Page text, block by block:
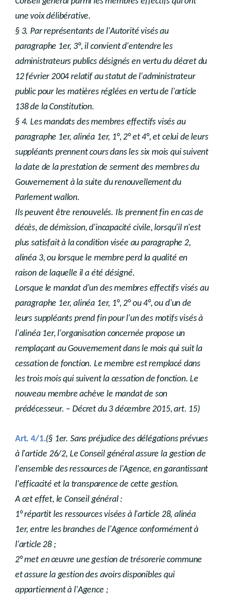
une voix délibérative.
§ 3. Par représentants de l'Autorité visés au
paragraphe 1er, 3°, il convient d'entendre les
administrateurs publics désignés en vertu du décret du
12 février 2004 relatif au statut de l'administrateur
public pour les matières réglées en vertu de l'article
138 de la Constitution.
§ 4. Les mandats des membres effectifs visés au
paragraphe 1er, alinéa 1er, 1°, 2° et 4°, et celui de leurs
suppléants prennent cours dans les six mois qui suivent
la date de la prestation de serment des membres du
Gouvernement à la suite du renouvellement du
Parlement wallon.
Ils peuvent être renouvelés. Ils prennent fin en cas de
décès, de démission, d'incapacité civile, lorsqu'il n'est
plus satisfait à la condition visée au paragraphe 2,
alinéa 3, ou lorsque le membre perd la qualité en
raison de laquelle il a été désigné.
Lorsque le mandat d'un des membres effectifs visés au
paragraphe 1er, alinéa 1er, 1°, 2° ou 4°, ou d'un de
leurs suppléants prend fin pour l'un des motifs visés à
l'alinéa 1er, l'organisation concernée propose un
remplaçant au Gouvernement dans le mois qui suit la
cessation de fonction. Le membre est remplacé dans
les trois mois qui suivent la cessation de fonction. Le
nouveau membre achève le mandat de son
prédécesseur. – Décret du 3 décembre 2015, art. 15)
Art. 4/1.(§ 1er. Sans préjudice des délégations prévues
à l'article 26/2, Le Conseil général assure la gestion de
l'ensemble des ressources de l'Agence, en garantissant
l'efficacité et la transparence de cette gestion.
A cet effet, le Conseil général :
1° répartit les ressources visées à l'article 28, alinéa
1er, entre les branches de l'Agence conformément à
l'article 28 ;
2° met en œuvre une gestion de trésorerie commune
et assure la gestion des avoirs disponibles qui
appartiennent à l'Agence ;